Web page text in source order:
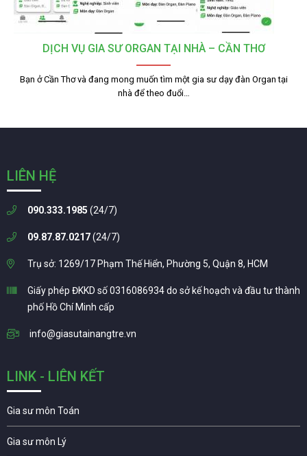
DỊCH VỤ GIA SƯ ORGAN TẠI NHÀ – CẦN THƠ
Bạn ở Cần Thơ và đang mong muốn tìm một gia sư dạy đàn Organ tại
nhà để theo đuổi…
LIÊN HỆ
090.333.1985 (24/7)
09.87.87.0217(24/7)
Trụ sở: 1269/17 Phạm Thế Hiển, Phường 5, Quận 8, HCM
Giấy phép ĐKKD số 0316086934 do sở kế hoạch và đầu tư thành
phố Hồ Chí Minh cấp
info@giasutainangtre.vn
LINK - LIÊN KẾT
Gia sư môn Toán
Gia sư môn Lý